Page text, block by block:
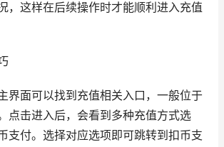
，这样在后续操作时才能顺利进入充值
界面可以找到充值相关入口，一般位于
点击进入后，会看到多种充值方式选
支付。选择对应选项即可跳转到扣币支